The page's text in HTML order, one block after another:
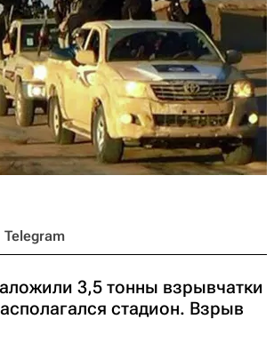
Telegram
3,5 тонны взрывчатки
стадион. Взрыв